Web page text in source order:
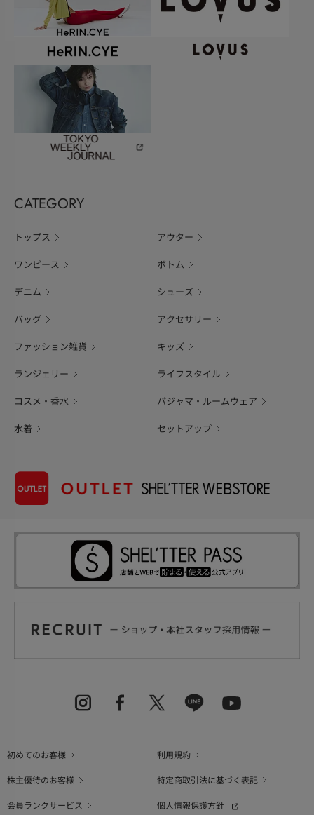
CATEGORY
トップス アウター
ワンピース ボトム
デニム シューズ
バッグ アクセサリー
ファッション雑貨 キッズ
ランジェリー ライフスタイル
コスメ・香水 パジャマ・ルームウェア
水着 セットアップ
初めてのお客様
利用規約
株主優待のお客様
特定商取引法に基づく表記
会員ランクサービス
個人情報保護方針